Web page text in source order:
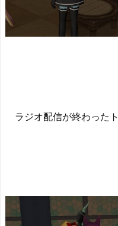
ラジオ配信が終わった